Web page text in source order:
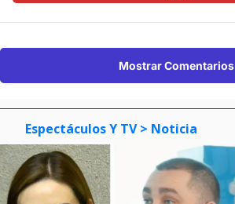
Mostrar Comentarios
Espectáculos Y TV > Noticia